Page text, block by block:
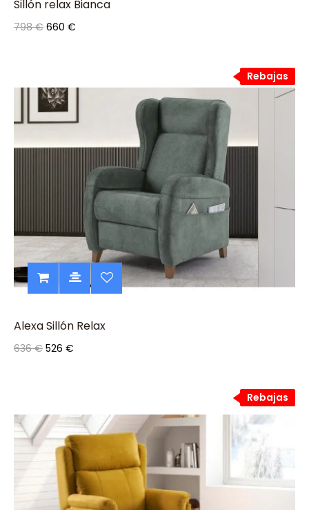
Sillón relax Bianca
798 € 660 €
Rebajas
Rebajas
Alexa Sillón Relax
636 € 526 €
Rebajas
Rebajas